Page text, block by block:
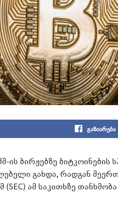
გაზიარება
ის ბირჟებზე ბიტკოინების
გახდა, რადგან
(SEC) ამ საკითხზე